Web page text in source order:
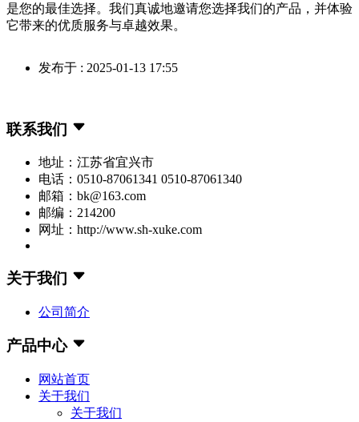
是您的最佳选择。我们真诚地邀请您选择我们的产品，并体验
它带来的优质服务与卓越效果。
发布于 : 2025-01-13 17:55
联系我们
地址：江苏省宜兴市
电话：0510-87061341 0510-87061340
邮箱：bk@163.com
邮编：214200
网址：http://www.sh-xuke.com
关于我们
公司简介
产品中心
网站首页
关于我们
关于我们